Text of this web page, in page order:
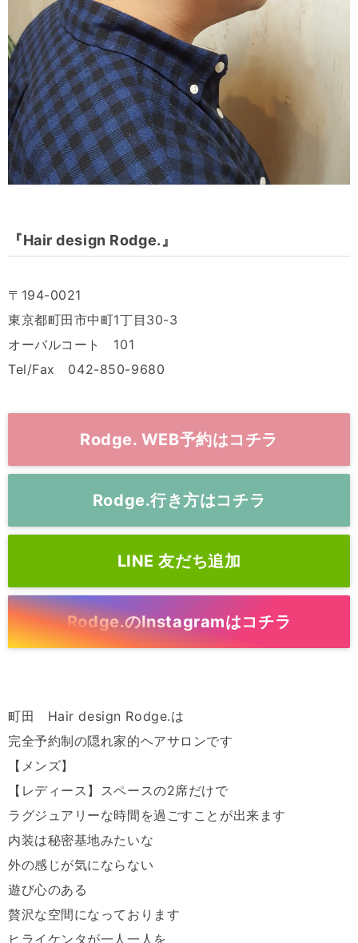
『Hair design Rodge.』
〒194-0021
東京都町田市中町1丁目30-3
オーバルコート 101
Tel/Fax 042-850-9680
Rodge. WEB予約はコチラ
Rodge.行き方はコチラ
LINE 友だち追加
Rodge.のInstagramはコチラ
町田 Hair design Rodge.は
完全予約制の隠れ家的ヘアサロンです
【メンズ】
【レディース】スペースの2席だけで
ラグジュアリーな時間を過ごすことが出来ます
内装は秘密基地みたいな
外の感じが気にならない
遊び心のある
贅沢な空間になっております
ヒライケンタが一人一人を